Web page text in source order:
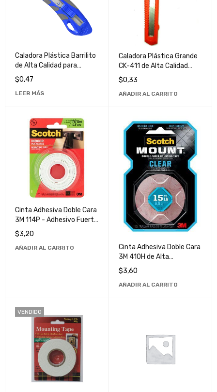
Caladora Plástica Barrilito
de Alta Calidad para
Trabajos de Bricolaje
$0,47
LEER MÁS
Caladora Plástica Grande
CK-411 de Alta Calidad
para Trabajos
Profesionales
$0,33
AÑADIR AL CARRITO
Cinta Adhesiva Doble Cara
3M 114P - Adhesivo Fuerte
y Duradero para Uso
Multipropósito
$3,20
AÑADIR AL CARRITO
Cinta Adhesiva Doble Cara
3M 410H de Alta
Resistencia - Perfecta
para Manualidades y
Reparaciones Domésticas
$3,60
AÑADIR AL CARRITO
VENDIDO